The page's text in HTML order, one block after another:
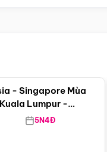
- Singapore Mùa
Lumpur -
Baru -
5N4Đ